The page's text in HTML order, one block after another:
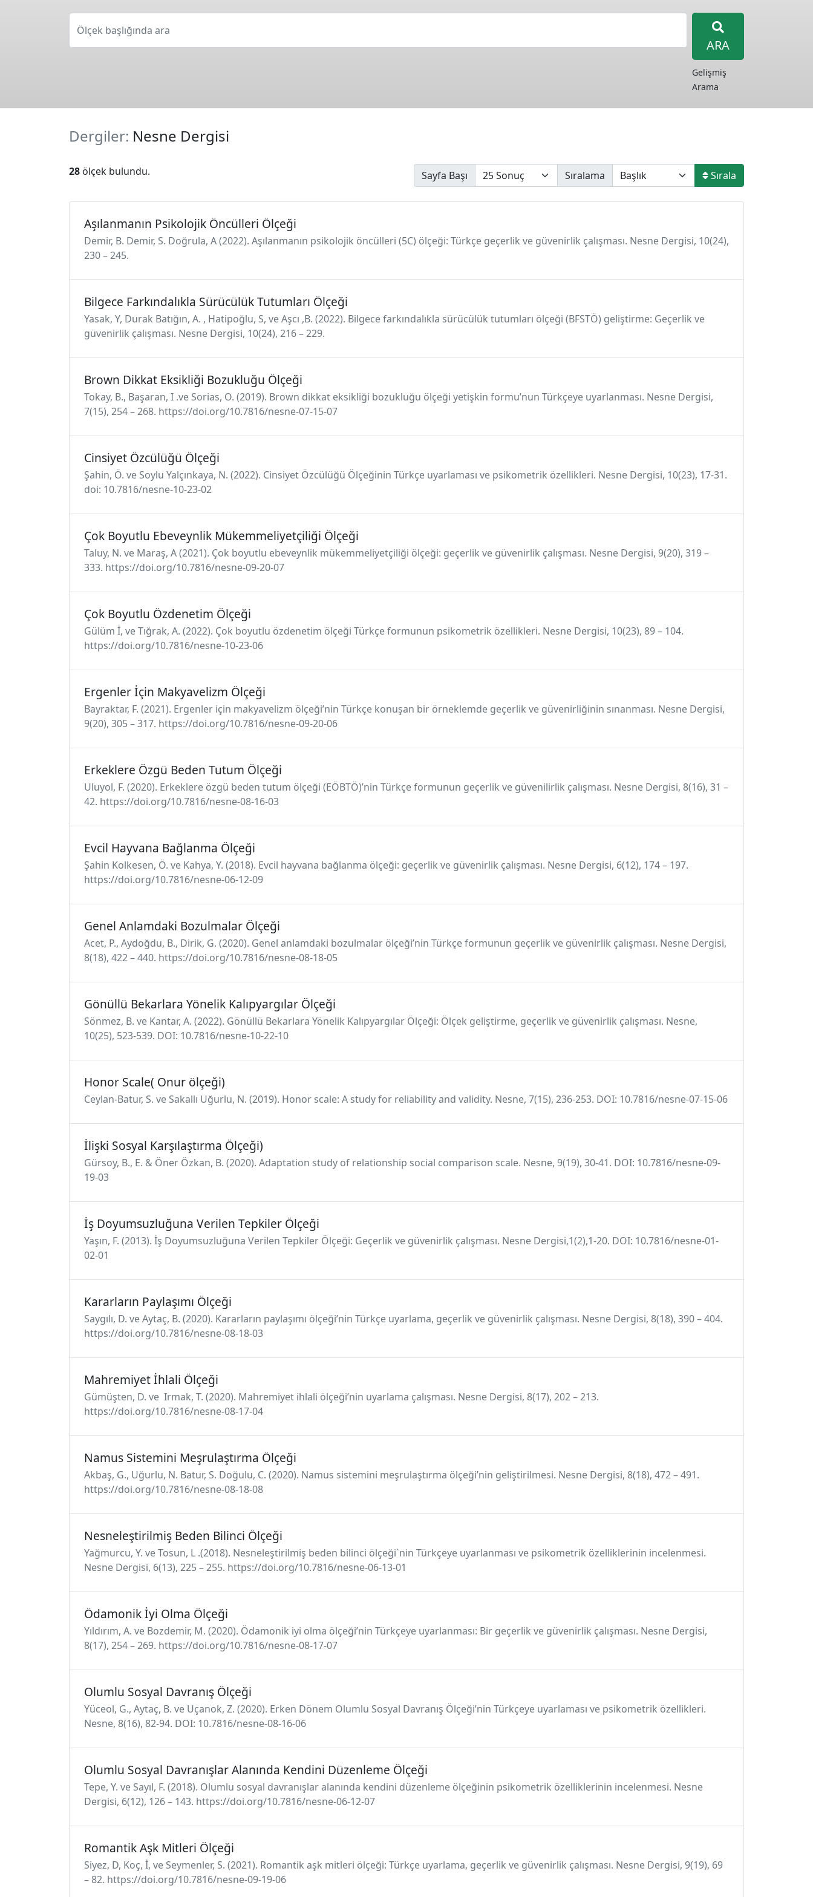
Ölçek başlığında ara
ARA
Gelişmiş
Arama
Dergiler: Nesne Dergisi
28 ölçek bulundu. Sayfa Başı Sıralama Sırala
Aşılanmanın Psikolojik Öncülleri Ölçeği
Demir, B. Demir, S. Doğrula, A (2022). Aşılanmanın psikolojik öncülleri (5C) ölçeği: Türkçe geçerlik ve güvenirlik çalışması. Nesne Dergisi, 10(24),
230 – 245.
Bilgece Farkındalıkla Sürücülük Tutumları Ölçeği
Yasak, Y, Durak Batığın, A. , Hatipoğlu, S, ve Aşcı ,B. (2022). Bilgece farkındalıkla sürücülük tutumları ölçeği (BFSTÖ) geliştirme: Geçerlik ve
güvenirlik çalışması. Nesne Dergisi, 10(24), 216 – 229.
Brown Dikkat Eksikliği Bozukluğu Ölçeği
Tokay, B., Başaran, I .ve Sorias, O. (2019). Brown dikkat eksikliği bozukluğu ölçeği yetişkin formu’nun Türkçeye uyarlanması. Nesne Dergisi,
7(15), 254 – 268. https://doi.org/10.7816/nesne-07-15-07
Cinsiyet Özcülüğü Ölçeği
Şahin, Ö. ve Soylu Yalçınkaya, N. (2022). Cinsiyet Özcülüğü Ölçeğinin Türkçe uyarlaması ve psikometrik özellikleri. Nesne Dergisi, 10(23), 17-31.
doi: 10.7816/nesne-10-23-02
Çok Boyutlu Ebeveynlik Mükemmeliyetçiliği Ölçeği
Taluy, N. ve Maraş, A (2021). Çok boyutlu ebeveynlik mükemmeliyetçiliği ölçeği: geçerlik ve güvenirlik çalışması. Nesne Dergisi, 9(20), 319 –
333. https://doi.org/10.7816/nesne-09-20-07
Çok Boyutlu Özdenetim Ölçeği
Gülüm İ, ve Tığrak, A. (2022). Çok boyutlu özdenetim ölçeği Türkçe formunun psikometrik özellikleri. Nesne Dergisi, 10(23), 89 – 104.
https://doi.org/10.7816/nesne-10-23-06
Ergenler İçin Makyavelizm Ölçeği
Bayraktar, F. (2021). Ergenler için makyavelizm ölçeği’nin Türkçe konuşan bir örneklemde geçerlik ve güvenirliğinin sınanması. Nesne Dergisi,
9(20), 305 – 317. https://doi.org/10.7816/nesne-09-20-06
Erkeklere Özgü Beden Tutum Ölçeği
Uluyol, F. (2020). Erkeklere özgü beden tutum ölçeği (EÖBTÖ)’nin Türkçe formunun geçerlik ve güvenilirlik çalışması. Nesne Dergisi, 8(16), 31 –
42. https://doi.org/10.7816/nesne-08-16-03
Evcil Hayvana Bağlanma Ölçeği
Şahin Kolkesen, Ö. ve Kahya, Y. (2018). Evcil hayvana bağlanma ölçeği: geçerlik ve güvenirlik çalışması. Nesne Dergisi, 6(12), 174 – 197.
https://doi.org/10.7816/nesne-06-12-09
Genel Anlamdaki Bozulmalar Ölçeği
Acet, P., Aydoğdu, B., Dirik, G. (2020). Genel anlamdaki bozulmalar ölçeği’nin Türkçe formunun geçerlik ve güvenirlik çalışması. Nesne Dergisi,
8(18), 422 – 440. https://doi.org/10.7816/nesne-08-18-05
Gönüllü Bekarlara Yönelik Kalıpyargılar Ölçeği
Sönmez, B. ve Kantar, A. (2022). Gönüllü Bekarlara Yönelik Kalıpyargılar Ölçeği: Ölçek geliştirme, geçerlik ve güvenirlik çalışması. Nesne,
10(25), 523-539. DOI: 10.7816/nesne-10-22-10
Honor Scale( Onur ölçeği)
Ceylan-Batur, S. ve Sakallı Uğurlu, N. (2019). Honor scale: A study for reliability and validity. Nesne, 7(15), 236-253. DOI: 10.7816/nesne-07-15-06
İlişki Sosyal Karşılaştırma Ölçeği)
Gürsoy, B., E. & Öner Özkan, B. (2020). Adaptation study of relationship social comparison scale. Nesne, 9(19), 30-41. DOI: 10.7816/nesne-09-
19-03
İş Doyumsuzluğuna Verilen Tepkiler Ölçeği
Yaşın, F. (2013). İş Doyumsuzluğuna Verilen Tepkiler Ölçeği: Geçerlik ve güvenirlik çalışması. Nesne Dergisi,1(2),1-20. DOI: 10.7816/nesne-01-
02-01
Kararların Paylaşımı Ölçeği
Saygılı, D. ve Aytaç, B. (2020). Kararların paylaşımı ölçeği’nin Türkçe uyarlama, geçerlik ve güvenirlik çalışması. Nesne Dergisi, 8(18), 390 – 404.
https://doi.org/10.7816/nesne-08-18-03
Mahremiyet İhlali Ölçeği
Gümüşten, D. ve Irmak, T. (2020). Mahremiyet ihlali ölçeği’nin uyarlama çalışması. Nesne Dergisi, 8(17), 202 – 213.
https://doi.org/10.7816/nesne-08-17-04
Namus Sistemini Meşrulaştırma Ölçeği
Akbaş, G., Uğurlu, N. Batur, S. Doğulu, C. (2020). Namus sistemini meşrulaştırma ölçeği’nin geliştirilmesi. Nesne Dergisi, 8(18), 472 – 491.
https://doi.org/10.7816/nesne-08-18-08
Nesneleştirilmiş Beden Bilinci Ölçeği
Yağmurcu, Y. ve Tosun, L .(2018). Nesneleştirilmiş beden bilinci ölçeği`nin Türkçeye uyarlanması ve psikometrik özelliklerinin incelenmesi.
Nesne Dergisi, 6(13), 225 – 255. https://doi.org/10.7816/nesne-06-13-01
Ödamonik İyi Olma Ölçeği
Yıldırım, A. ve Bozdemir, M. (2020). Ödamonik iyi olma ölçeği’nin Türkçeye uyarlanması: Bir geçerlik ve güvenirlik çalışması. Nesne Dergisi,
8(17), 254 – 269. https://doi.org/10.7816/nesne-08-17-07
Olumlu Sosyal Davranış Ölçeği
Yüceol, G., Aytaç, B. ve Uçanok, Z. (2020). Erken Dönem Olumlu Sosyal Davranış Ölçeği’nin Türkçeye uyarlaması ve psikometrik özellikleri.
Nesne, 8(16), 82-94. DOI: 10.7816/nesne-08-16-06
Olumlu Sosyal Davranışlar Alanında Kendini Düzenleme Ölçeği
Tepe, Y. ve Sayıl, F. (2018). Olumlu sosyal davranışlar alanında kendini düzenleme ölçeğinin psikometrik özelliklerinin incelenmesi. Nesne
Dergisi, 6(12), 126 – 143. https://doi.org/10.7816/nesne-06-12-07
Romantik Aşk Mitleri Ölçeği
Siyez, D, Koç, İ, ve Seymenler, S. (2021). Romantik aşk mitleri ölçeği: Türkçe uyarlama, geçerlik ve güvenirlik çalışması. Nesne Dergisi, 9(19), 69
– 82. https://doi.org/10.7816/nesne-09-19-06